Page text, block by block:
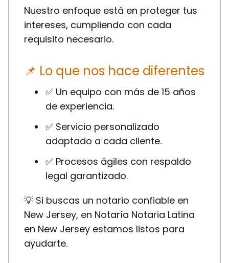
Nuestro enfoque está en proteger tus
intereses, cumpliendo con cada
requisito necesario.
📌 Lo que nos hace diferentes
✅ Un equipo con más de 15 años
de experiencia.
✅ Servicio personalizado
adaptado a cada cliente.
✅ Procesos ágiles con respaldo
legal garantizado.
💡 Si buscas un notario confiable en
New Jersey, en Notaría Notaria Latina
en New Jersey estamos listos para
ayudarte.